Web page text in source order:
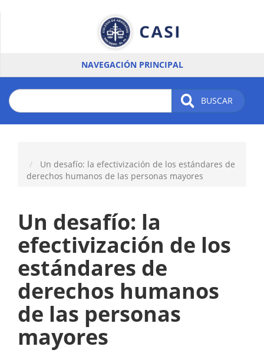
NAVEGACIÓN PRINCIPAL
BUSCAR
Un desafío: la efectivización de los estándares de
derechos humanos de las personas mayores
Un desafío: la
efectivización de los
estándares de
derechos humanos
de las personas
mayores